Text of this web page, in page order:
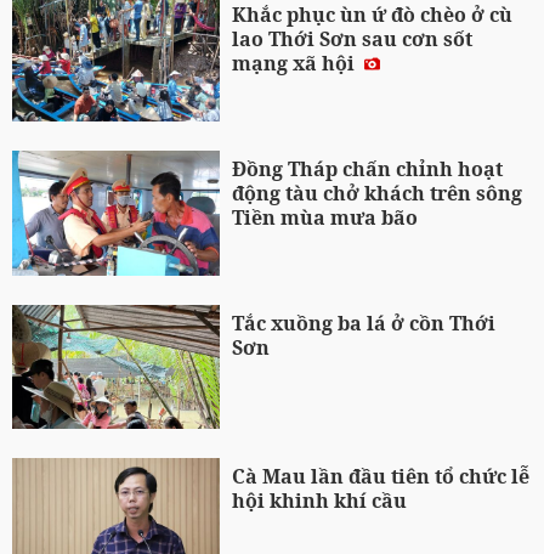
Khắc phục ùn ứ đò chèo ở cù
lao Thới Sơn sau cơn sốt
mạng xã hội
Đồng Tháp chấn chỉnh hoạt
động tàu chở khách trên sông
Tiền mùa mưa bão
Tắc xuồng ba lá ở cồn Thới
Sơn
Cà Mau lần đầu tiên tổ chức lễ
hội khinh khí cầu